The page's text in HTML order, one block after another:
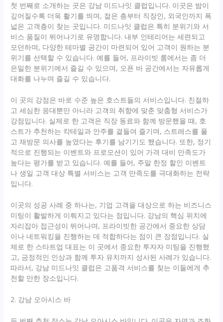
첫 번째로 소개하는 곳은 강남 미드나잇 클럽입니다. 이곳은 밤이
깊어질수록 더욱 활기를 띄며, 젊은 층부터 직장인, 외국인까지 폭
넓은 고객층이 찾는 곳입니다. 미드나잇 클럽은 특히 분위기와 서
비스 품질이 뛰어나기로 유명합니다. 내부 인테리어는 세련되고
모던하며, 다양한 테마별 공간이 마련되어 있어 고객이 원하는 분
위기를 선택할 수 있습니다. 예를 들어, 프라이빗 룸에서는 좀 더
은밀한 분위기에서 즐길 수 있으며, 오픈 바 공간에서는 자유롭게
대화를 나누며 즐길 수 있습니다.
이 곳의 강점은 바로 수준 높은 호스트들의 서비스입니다. 친절하
고 세심한 응대뿐만 아니라 고객의 취향에 맞춘 맞춤형 서비스가
강점입니다. 실제로 한 고객은 직장 동료와 함께 방문했을 때, 호
스트가 추천하는 칵테일과 안주를 곁들여 즐기며, 스트레스를 풀
고 재방문 의사를 높였다는 후기를 남기기도 했습니다. 또한, 정기
적으로 진행되는 이벤트와 프로모션이 있어 가격 대비 만족도가
높다는 평가를 받고 있습니다. 예를 들어, 주말 한정 할인 이벤트
나 생일 고객 대상 특별 서비스는 고객 만족도를 극대화하는 전략
입니다.
이곳의 성공 사례 중 하나는, 기업 고객을 대상으로 하는 비즈니스
미팅이 활발하게 이뤄지고 있다는 점입니다. 강남의 핵심 위치에
자리잡아 접근성이 뛰어나며, 프라이빗한 공간에서 중요한 상담
이나 네트워킹을 진행하는 데 적합하다는 점이 큰 장점입니다. 실
제로 한 스타트업 대표는 이 곳에서 중요한 투자자 미팅을 진행했
고, 긍정적인 인상과 함께 투자 유치까지 성사된 사례가 있습니다.
따라서, 강남 미드나잇 클럽은 고품격 서비스를 찾는 이들에게 추
천할 만한 장소입니다.
2. 강남 오아시스 바